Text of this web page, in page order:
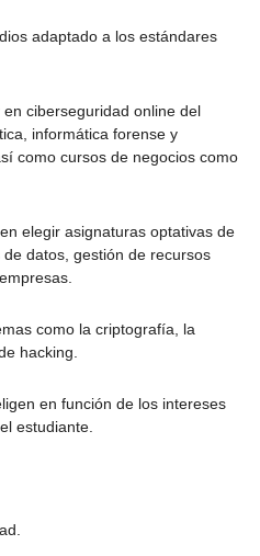
adaptado a los estándares
ciberseguridad online del
informática forense y
como cursos de negocios como
elegir asignaturas optativas de
datos, gestión de recursos
como la criptografía, la
hacking.
en función de los intereses
estudiante.